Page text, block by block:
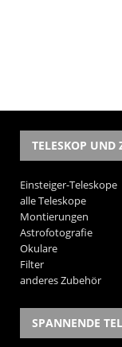
TELESKOP UND
Einsteiger-Teleskope
alle Teleskope
Montierungen
Astrofotografie
Okulare
Filter
anderes Zubehör
SPANNENDE